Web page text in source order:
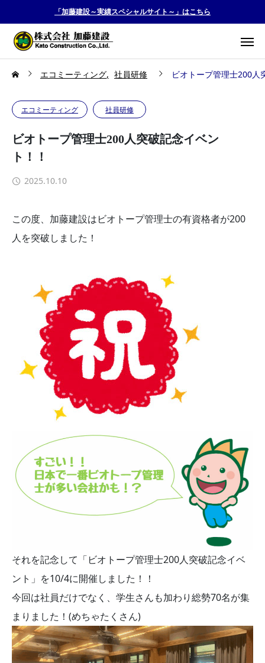
「加藤建設～実績スペシャルサイト～」はこちら
エコミーティング 社員研修 ビオトープ管理士200人
エコミーティング 社員研修
ビオトープ管理士200人突破記念イベン
ト！！
2025.10.10
この度、加藤建設はビオトープ管理士の有資格者が200
人を突破しました！
それを記念して「ビオトープ管理士200人突破記念イベ
ント」を10/4に開催しました！！
今回は社員だけでなく、学生さんも加わり総勢70名が集
まりました！(めちゃたくさん)